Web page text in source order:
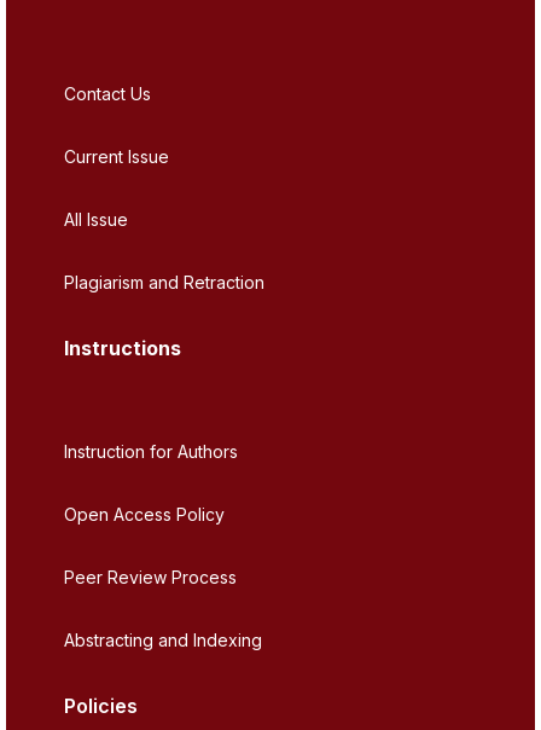
Contact Us
Current Issue
All Issue
Plagiarism and Retraction
Instructions
Instruction for Authors
Open Access Policy
Peer Review Process
Abstracting and Indexing
Policies